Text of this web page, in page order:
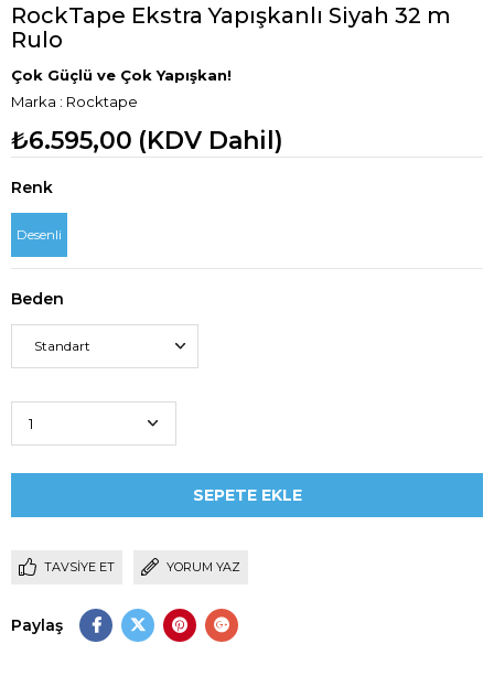
RockTape Ekstra Yapışkanlı Siyah 32 m
Rulo
Çok Güçlü ve Çok Yapışkan!
Marka : Rocktape
₺6.595,00 (KDV Dahil)
Renk
Desenli
Beden
TAVSIYE ET YORUM YAZ
Paylaş